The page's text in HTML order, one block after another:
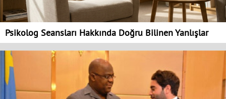
Psikolog Seansları Hakkında Doğru Bilinen Yanlışlar